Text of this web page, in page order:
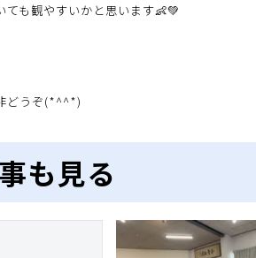
ても観やすいかと思います👶💚
どうぞ(*^^*)
も見る